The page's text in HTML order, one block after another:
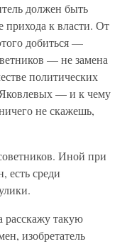
должен быть
прихода к власти. От
добиться —
— не замена
политических
— и к чему
не скажешь,
Иной при
есть среди
расскажу такую
изобретатель